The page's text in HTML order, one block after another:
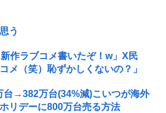
う
作ラブコメ書いたぞ！w」X民
メ（笑）恥ずかしくないの？」
→382万台(34%減)こいつが海外
リデーに800万台売る方法